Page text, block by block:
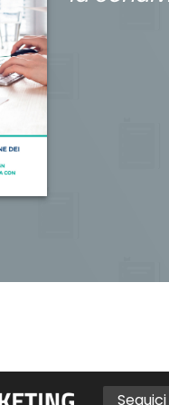
Seguici